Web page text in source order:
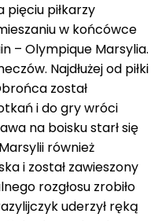
pięciu piłkarzy
w końcówce
– Olympique Marsylia.
Najdłużej od piłki
został
i do gry wróci
na boisku starł się
również
i został zawieszony
rozgłosu zrobiło
uderzył ręką